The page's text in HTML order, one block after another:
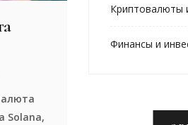
Solana,
Криптовалюты
Финансы и